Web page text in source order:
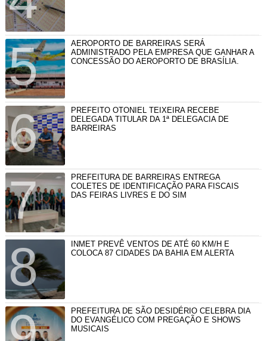
AEROPORTO DE BARREIRAS SERÁ
ADMINISTRADO PELA EMPRESA QUE GANHAR A
CONCESSÃO DO AEROPORTO DE BRASÍLIA.
PREFEITO OTONIEL TEIXEIRA RECEBE
DELEGADA TITULAR DA 1ª DELEGACIA DE
BARREIRAS
PREFEITURA DE BARREIRAS ENTREGA
COLETES DE IDENTIFICAÇÃO PARA FISCAIS
DAS FEIRAS LIVRES E DO SIM
INMET PREVÊ VENTOS DE ATÉ 60 KM/H E
COLOCA 87 CIDADES DA BAHIA EM ALERTA
PREFEITURA DE SÃO DESIDÉRIO CELEBRA DIA
DO EVANGÉLICO COM PREGAÇÃO E SHOWS
MUSICAIS